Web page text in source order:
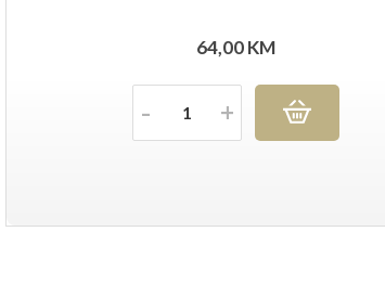
64,00KM
Količina